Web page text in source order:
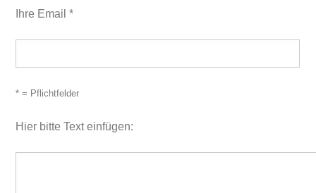
Ihre Email *
* = Pflichtfelder
Hier bitte Text einfügen: